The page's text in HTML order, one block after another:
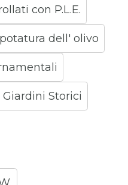
con P.L.E.
dell' olivo
Storici